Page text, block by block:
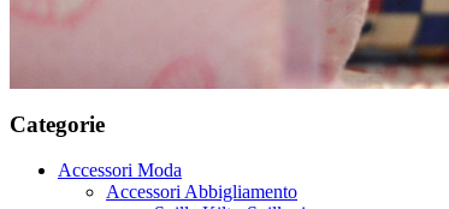
Categorie
Accessori Moda
Accessori Abbigliamento